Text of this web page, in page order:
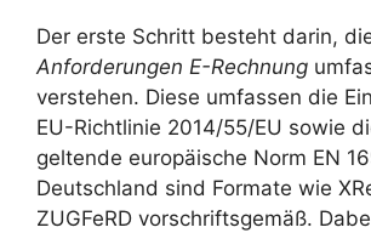
Der erste Schritt besteht darin,
Anforderungen E-Rechnung
verstehen. Diese umfassen die
EU-Richtlinie 2014/55/EU sowie
geltende europäische Norm EN
Deutschland sind Formate wie
ZUGFeRD vorschriftsgemäß.